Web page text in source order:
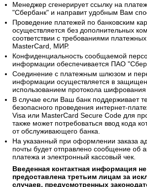
Менеджер сгенерирует ссылку на
"Сбербанк" и направит удобным Вам
Проведение платежей по банковским
осуществляется без дополнительных
соответствии с требованиями
MasterCard, МИР.
Конфиденциальность сообщаемой
информации обеспечивается ПАО
Соединение с платежным шлюзом и
информации осуществляется в
использованием протокола шифрования
В случае если Ваш банк поддерживает
безопасного проведения интернет-
Visa или MasterCard Secure Code для
также может потребоваться ввод кода
от обслуживающего банка.
На указанный при оформлении заказа
почты будет отправлено сообщение об
платежа и электронный кассовый чек.
Введенная контактная информация
предоставлена третьим лицам за
случаев, предусмотренных